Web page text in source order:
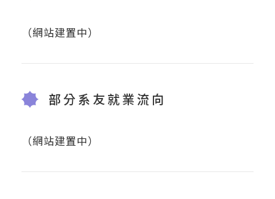
（網站建置中）
部分系友就業流向
（網站建置中）